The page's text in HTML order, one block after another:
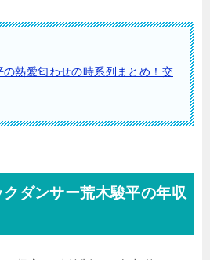
熱愛匂わせの時系列まとめ！交
ダンサー荒木駿平の年収